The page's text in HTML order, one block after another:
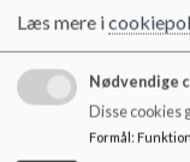
-
Dokumenter
Principper for
Læs mere i
Nødvendige
Disse cookies
Formål: